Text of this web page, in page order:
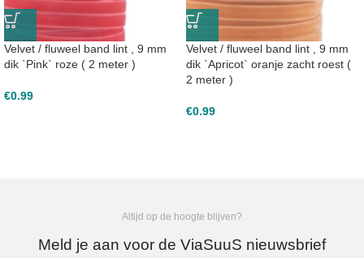
Velvet / fluweel band lint , 9 mm
dik `Pink` roze ( 2 meter )
€0.99
Velvet / fluweel band lint , 9 mm
dik `Apricot` oranje zacht roest (
2 meter )
€0.99
Altijd op de hoogte blijven?
Meld je aan voor de ViaSuuS nieuwsbrief